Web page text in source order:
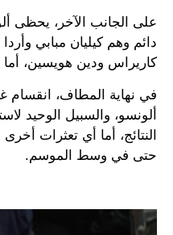
دائم وهم كيليان مبابي
كاريراس ودين هويسين، أما
في نهاية المطاف، انقسام
ألونسو، والسبيل الوحيد
النتائج، أما أي تعثرات
حتى في وسط الموسم.